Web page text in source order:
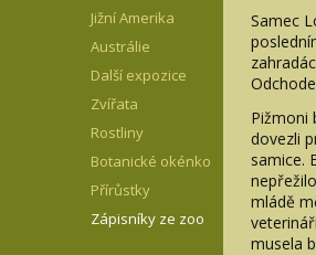
Jižní Amerika
Austrálie
Další expozice
Zvířata
Rostliny
Botanické okénko
Přírůstky
Zápisníky ze zoo
Samec
Pižmoni
dovezli
samice.
mládě
musela